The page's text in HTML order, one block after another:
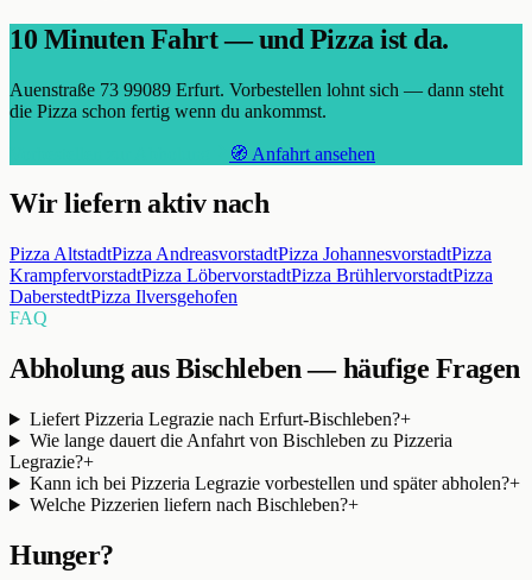
10 Minuten Fahrt — und Pizza ist da.
Auenstraße 73 99089 Erfurt. Vorbestellen lohnt sich — dann steht
die Pizza schon fertig wenn du ankommst.
🧭 Anfahrt ansehen
Wir liefern aktiv nach
Pizza AltstadtPizza AndreasvorstadtPizza JohannesvorstadtPizza
KrampfervorstadtPizza LöbervorstadtPizza BrühlervorstadtPizza
DaberstedtPizza Ilversgehofen
FAQ
Abholung aus Bischleben — häufige Fragen
Liefert Pizzeria Legrazie nach Erfurt-Bischleben?+
Wie lange dauert die Anfahrt von Bischleben zu Pizzeria
Legrazie?+
Kann ich bei Pizzeria Legrazie vorbestellen und später abholen?+
Welche Pizzerien liefern nach Bischleben?+
Hunger?